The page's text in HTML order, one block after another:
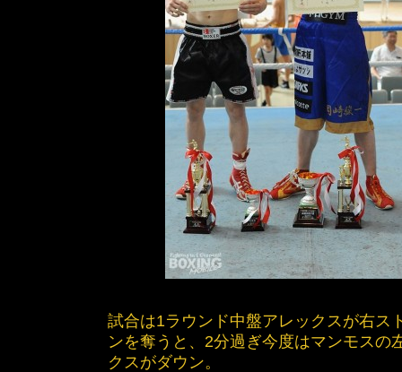
試合は1ラウンド中盤アレックスが右ス
ンを奪うと、2分過ぎ今度はマンモスの
クスがダウン。